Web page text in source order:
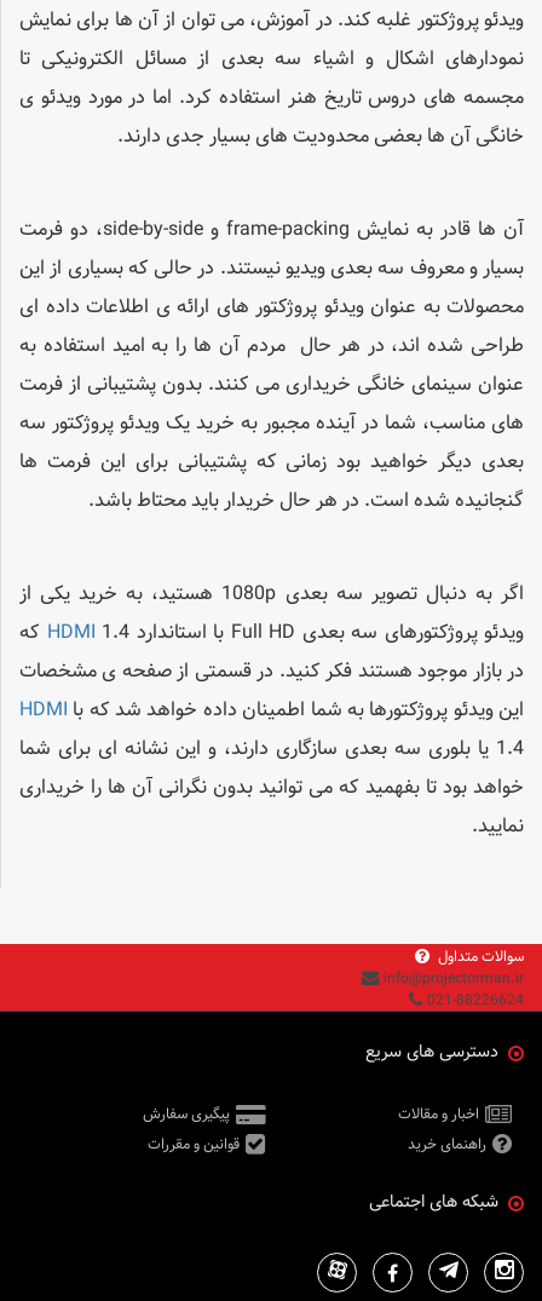
ویدئو پروژکتور غلبه کند. در آموزش، می توان از آن ها برای نمایش
نمودارهای اشکال و اشیاء سه بعدی از مسائل الکترونیکی تا
مجسمه های دروس تاریخ هنر استفاده کرد. اما در مورد ویدئو ی
خانگی آن ها بعضی محدودیت های بسیار جدی دارند.
آن ها قادر به نمایش frame-packing و side-by-side، دو فرمت
بسیار و معروف سه بعدی ویدیو نیستند. در حالی که بسیاری از این
محصولات به عنوان ویدئو پروژکتور های ارائه ی اطلاعات داده ای
طراحی شده اند، در هر حال مردم آن ها را به امید استفاده به
عنوان سینمای خانگی خریداری می کنند. بدون پشتیبانی از فرمت
های مناسب، شما در آینده مجبور به خرید یک ویدئو پروژکتور سه
بعدی دیگر خواهید بود زمانی که پشتیبانی برای این فرمت ها
گنجانیده شده است. در هر حال خریدار باید محتاط باشد.
اگر به دنبال تصویر سه بعدی 1080p هستید، به خرید یکی از
ویدئو پروژکتورهای سه بعدی Full HD با استاندارد
HDMI 1.4 که
در بازار موجود هستند فکر کنید. در قسمتی از صفحه ی مشخصات
این ویدئو پروژکتورها به شما اطمینان داده خواهد شد که با HDMI
1.4 یا بلوری سه بعدی سازگاری دارند، و این نشانه ای برای شما
خواهد بود تا بفهمید که می توانید بدون نگرانی آن ها را خریداری
نمایید.
سوالات متداول
info@projectorman.ir
021-88226624
دسترسی های سریع
اخبار و مقالات
پیگیری سفارش
راهنمای خرید
قوانین و مقررات
شبکه های اجتماعی